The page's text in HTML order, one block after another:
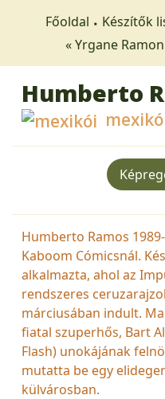
Főoldal Készítők
« Yrgane Ramon
Humberto
Humberto Ramos
Kaboom Cómicsnál.
alkalmazta, ahol az
rendszeres
márciusában indult.
fiatal szuperhős, Bart
Flash) unokájának
mutatta be egy
külvárosban.